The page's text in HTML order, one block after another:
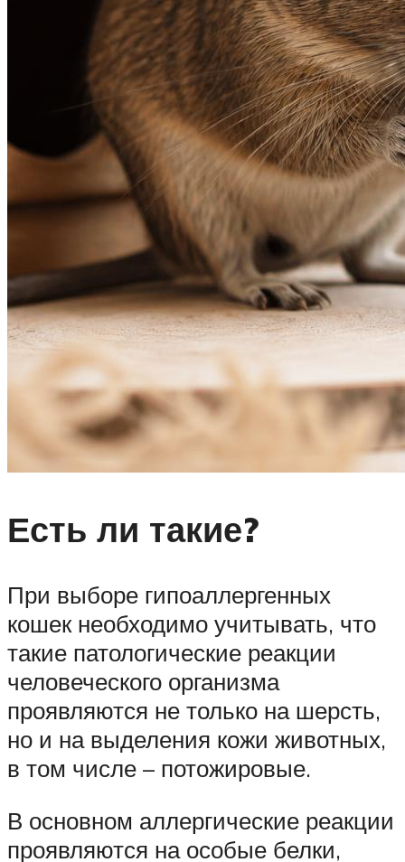
Есть ли такие?
При выборе гипоаллергенных
кошек необходимо учитывать, что
такие патологические реакции
человеческого организма
проявляются не только на шерсть,
но и на выделения кожи животных,
в том числе – потожировые.
В основном аллергические реакции
проявляются на особые белки,